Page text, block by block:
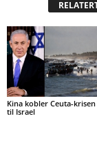
Kina kobler Ceuta-krisen
til Israel